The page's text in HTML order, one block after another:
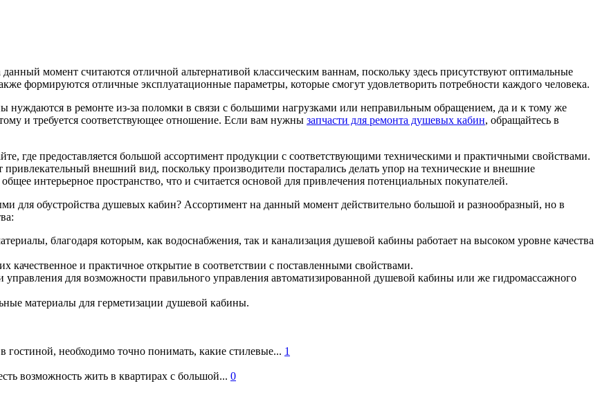
момент считаются отличной альтернативой классическим ваннам, поскольку здесь присутствуют оптимальные
формируются отличные эксплуатационные параметры, которые смогут удовлетворить потребности каждого человека.
в ремонте из-за поломки в связи с большими нагрузками или неправильным обращением, да и к тому же
и требуется соответствующее отношение. Если вам нужны запчасти для ремонта душевых кабин, обращайтесь в
где предоставляется большой ассортимент продукции с соответствующими техническими и практичными свойствами.
внешний вид, поскольку производители постарались делать упор на технические и внешние
интерьерное пространство, что и считается основой для привлечения потенциальных покупателей.
для обустройства душевых кабин? Ассортимент на данный момент действительно большой и разнообразный, но в
благодаря которым, как водоснабжения, так и канализация душевой кабины работает на высоком уровне качества
качественное и практичное открытие в соответствии с поставленными свойствами.
для возможности правильного управления автоматизированной душевой кабины или же гидромассажного
материалы для герметизации душевой кабины.
гостиной, необходимо точно понимать, какие стилевые... 1
возможность жить в квартирах с большой... 0